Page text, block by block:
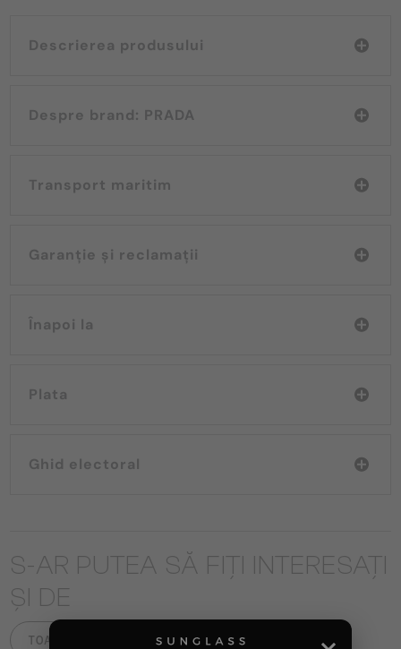
Descrierea produsului
Despre brand: PRADA
Transport maritim
Garanție și reclamații
Înapoi la
Plata
Ghid electoral
S-AR PUTEA SĂ FIȚI INTERESAȚI
ȘI DE
TOATE PRODUSELE